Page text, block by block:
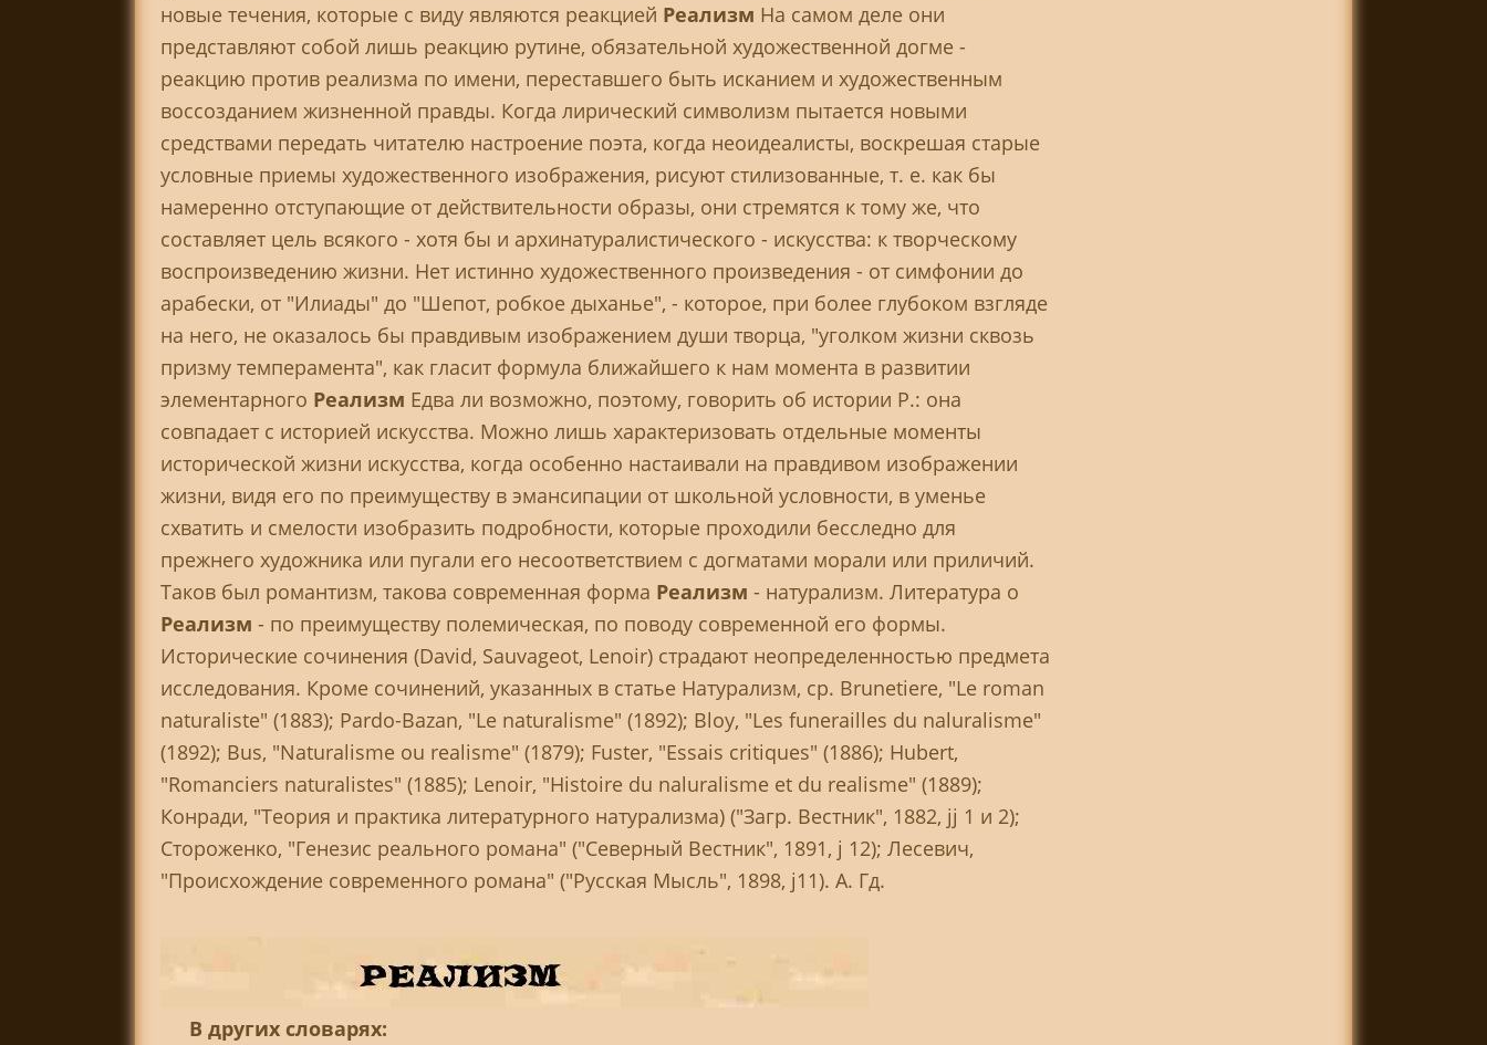
новые течения, которые с виду являются реакцией Реализм На самом деле они
представляют собой лишь реакцию рутине, обязательной художественной догме -
реакцию против реализма по имени, переставшего быть исканием и художественным
воссозданием жизненной правды. Когда лирический символизм пытается новыми
средствами передать читателю настроение поэта, когда неоидеалисты, воскрешая старые
условные приемы художественного изображения, рисуют стилизованные, т. е. как бы
намеренно отступающие от действительности образы, они стремятся к тому же, что
составляет цель всякого - хотя бы и архинатуралистического - искусства: к творческому
воспроизведению жизни. Нет истинно художественного произведения - от симфонии до
арабески, от "Илиады" до "Шепот, робкое дыханье", - которое, при более глубоком взгляде
на него, не оказалось бы правдивым изображением души творца, "уголком жизни сквозь
призму темперамента", как гласит формула ближайшего к нам момента в развитии
элементарного Реализм Едва ли возможно, поэтому, говорить об истории P.: она
совпадает с историей искусства. Можно лишь характеризовать отдельные моменты
исторической жизни искусства, когда особенно настаивали на правдивом изображении
жизни, видя его по преимуществу в эмансипации от школьной условности, в уменье
схватить и смелости изобразить подробности, которые проходили бесследно для
прежнего художника или пугали его несоответствием с догматами морали или приличий.
Таков был романтизм, такова современная форма Реализм - натурализм. Литература о
Реализм - по преимуществу полемическая, по поводу современной его формы.
Исторические сочинения (David, Sauvageot, Lenoir) страдают неопределенностью предмета
исследования. Кроме сочинений, указанных в статье Натурализм, ср. Brunetiere, "Le roman
naturaliste" (1883); Pardo-Bazan, "Le naturalisme" (1892); Bloy, "Les funerailles du naluralisme"
(1892); Bus, "Naturalisme ou realisme" (1879); Fuster, "Essais critiques" (1886); Hubert,
"Romanciers naturalistes" (1885); Lenoir, "Histoire du naluralisme et du realisme" (1889);
Конради, "Теория и практика литературного натурализма) ("Загр. Вестник", 1882, јј 1 и 2);
Стороженко, "Генезис реального романа" ("Северный Вестник", 1891, ј 12); Лесевич,
"Происхождение современного романа" ("Русская Мысль", 1898, ј11). А. Гд.
В других словарях: